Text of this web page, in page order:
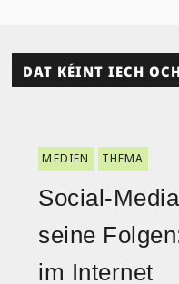
DAT KÉINT IECH
MEDIEN THEMA
Social-
seine
im Internet